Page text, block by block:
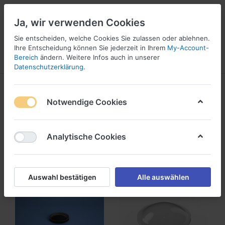
Menü Anmelden Wunschliste
1
1-24von
Filtern Sortieren
Ja, wir verwenden Cookies
Sie entscheiden, welche Cookies Sie zulassen oder ablehnen.
Ihre Entscheidung können Sie jederzeit in Ihrem My-Account-
Bereich ändern. Weitere Infos auch in unserer
Datenschutzerklärung.
Notwendige Cookies
Analytische Cookies
Auswahl bestätigen Alle auswählen